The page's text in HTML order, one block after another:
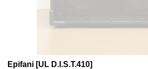
Epifani [UL D.I.S.T.410]